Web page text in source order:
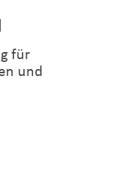
für
und